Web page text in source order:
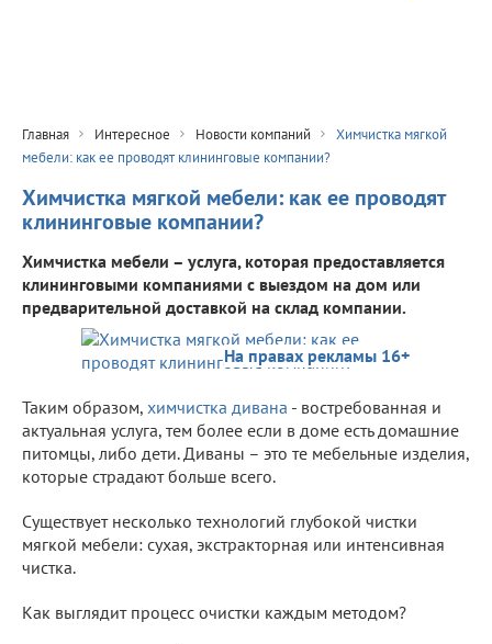
Главная Интересное Новости компаний
Химчистка мягкой
мебели: как ее проводят клининговые компании?
Химчистка мягкой мебели: как ее проводят
клининговые компании?
Химчистка мебели – услуга, которая предоставляется
клининговыми компаниями с выездом на дом или
предварительной доставкой на склад компании.
На правах рекламы 16+
Таким образом, химчистка дивана - востребованная и
актуальная услуга, тем более если в доме есть домашние
питомцы, либо дети. Диваны – это те мебельные изделия,
которые страдают больше всего.
Существует несколько технологий глубокой чистки
мягкой мебели: сухая, экстракторная или интенсивная
чистка.
Как выглядит процесс очистки каждым методом?